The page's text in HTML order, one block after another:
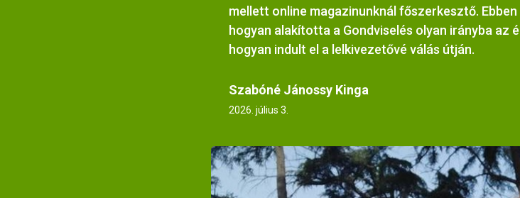
mellett online magazinunknál főszerkesztő.
hogyan alakította a Gondviselés olyan irányba az
hogyan indult el a lelkivezetővé válás útján.
Szabóné Jánossy Kinga
2026. július 3.